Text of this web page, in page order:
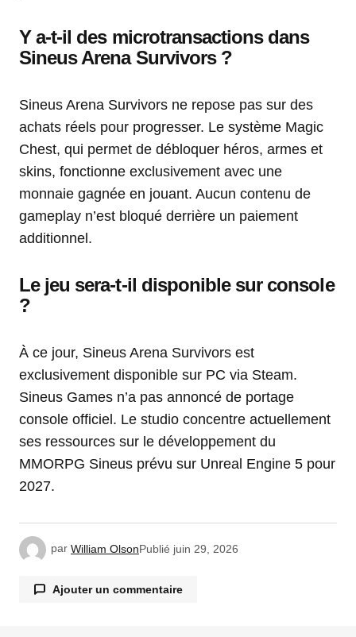
Y a-t-il des microtransactions dans
Sineus Arena Survivors ?
Sineus Arena Survivors ne repose pas sur des
achats réels pour progresser. Le système Magic
Chest, qui permet de débloquer héros, armes et
skins, fonctionne exclusivement avec une
monnaie gagnée en jouant. Aucun contenu de
gameplay n’est bloqué derrière un paiement
additionnel.
Le jeu sera-t-il disponible sur console
?
À ce jour, Sineus Arena Survivors est
exclusivement disponible sur PC via Steam.
Sineus Games n’a pas annoncé de portage
console officiel. Le studio concentre actuellement
ses ressources sur le développement du
MMORPG Sineus prévu sur Unreal Engine 5 pour
2027.
par William OlsonPublié juin 29, 2026
Ajouter un commentaire